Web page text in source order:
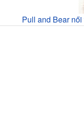
Pull and Bear